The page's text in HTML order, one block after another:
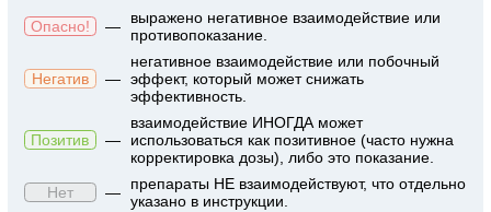
Опасно! —
выражено негативное взаимодействие или
противопоказание.
Негатив —
негативное взаимодействие или побочный
эффект, который может снижать
эффективность.
Позитив —
взаимодействие ИНОГДА может
использоваться как позитивное (часто нужна
корректировка дозы), либо это показание.
Нет
—
препараты НЕ взаимодействуют, что отдельно
указано в инструкции.